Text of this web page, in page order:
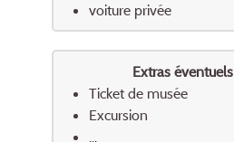
voiture privée
Extras éventuels
Ticket de musée
Excursion